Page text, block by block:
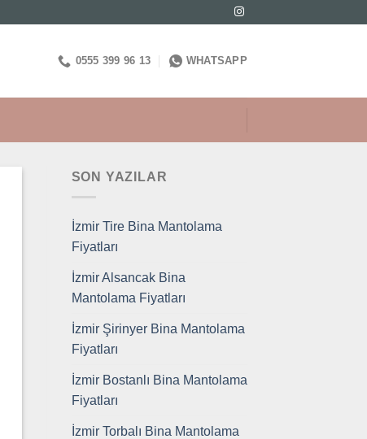
0555 399 96 13 WHATSAPP
SON YAZILAR
İzmir Tire Bina Mantolama
Fiyatları
İzmir Alsancak Bina
Mantolama Fiyatları
İzmir Şirinyer Bina Mantolama
Fiyatları
İzmir Bostanlı Bina Mantolama
Fiyatları
İzmir Torbalı Bina Mantolama